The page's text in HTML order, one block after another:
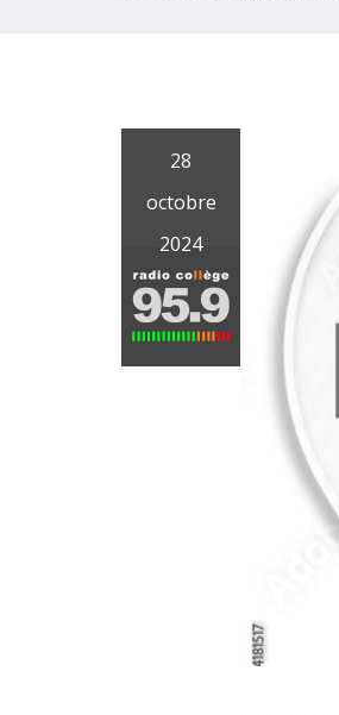
28
octobre
2024